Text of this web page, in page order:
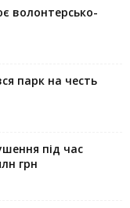
волонтерсько-
парк на честь
під час
грн